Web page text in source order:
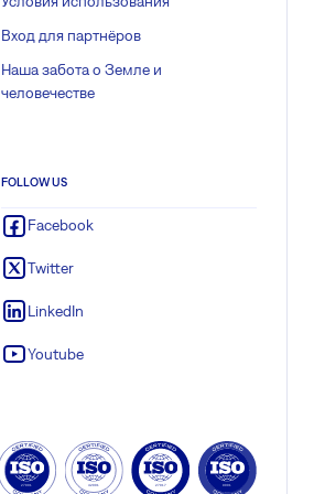
Вход для партнёров
Наша забота о Земле и
человечестве
FOLLOW US
Facebook
Twitter
LinkedIn
Youtube